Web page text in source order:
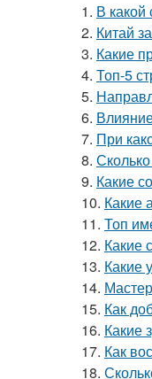
1. В
2. Китай
3. Какие
4. Топ-5
5.
6.
7. При
8.
9. Какие
10. Какие
11. Топ
12. Какие
13. Какие
14.
15. Как
16. Какие
17. Как
18.